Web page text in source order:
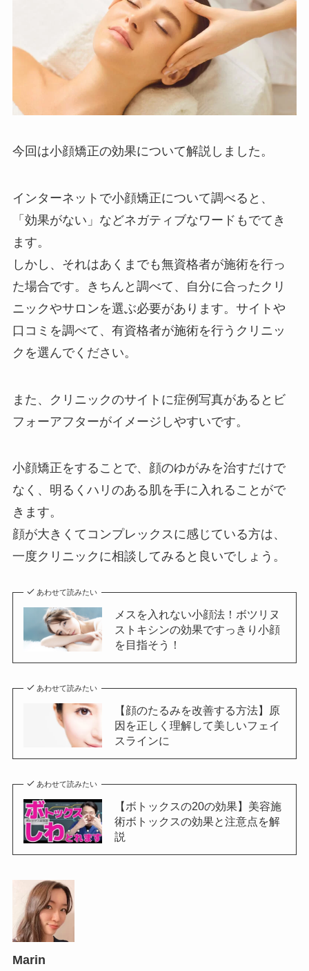
今回は小顔矯正の効果について解説しました。
インターネットで小顔矯正について調べると、
「効果がない」などネガティブなワードもでてき
ます。
しかし、それはあくまでも無資格者が施術を行っ
た場合です。きちんと調べて、自分に合ったクリ
ニックやサロンを選ぶ必要があります。サイトや
口コミを調べて、有資格者が施術を行うクリニッ
クを選んでください。
また、クリニックのサイトに症例写真があるとビ
フォーアフターがイメージしやすいです。
小顔矯正をすることで、顔のゆがみを治すだけで
なく、明るくハリのある肌を手に入れることがで
きます。
顔が大きくてコンプレックスに感じている方は、
一度クリニックに相談してみると良いでしょう。
あわせて読みたい
メスを入れない小顔法！ボツリヌ
ストキシンの効果ですっきり小顔
を目指そう！
あわせて読みたい
【顔のたるみを改善する方法】原
因を正しく理解して美しいフェイ
スラインに
あわせて読みたい
【ボトックスの20の効果】美容施
術ボトックスの効果と注意点を解
説
Marin